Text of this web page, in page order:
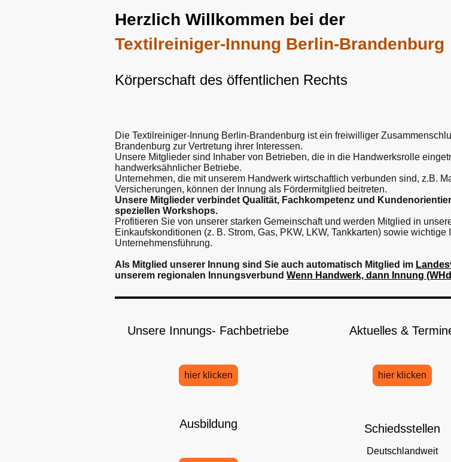
Herzlich Willkommen bei der
Textilreiniger-Innung Berlin-Brandenburg
Körperschaft des öffentlichen Rechts
Die Textilreiniger-Innung Berlin-Brandenburg ist ein freiwilliger
Brandenburg zur Vertre­tung ihrer Interessen.
Unsere Mitglieder sind Inhaber von Betrieben, die in die Handwerksrolle
handwerks­ähnlicher Betriebe.
Unternehmen, die mit unserem Handwerk wirtschaftlich verbunden sind, z.B.
Versicherungen, können der Innung als Fördermitglied beitreten.
Unsere Mitglieder verbindet Qualität, Fach­kompe­tenz und
speziellen Workshops.
Profitieren Sie von unserer starken Gemeinschaft und werden Mitglied in
Einkaufs­kondi­tionen (z. B. Strom, Gas, PKW, LKW, Tank­karten) sowie
Unternehmensführung.
Als Mitglied unserer Innung sind Sie auch automatisch Mitglied im
unserem regionalen Innungsverbund Wenn Handwerk, dann Innung
hier klicken hier klicken
Unsere Innungs- Fachbetriebe Aktuelles &
Schiedsstellen
Deutschlandweit
Ausbildung